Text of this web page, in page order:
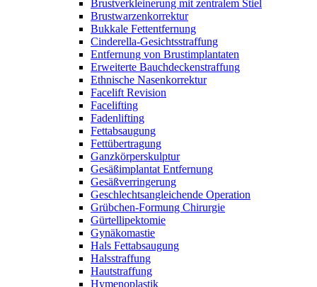
Brustverkleinerung mit zentralem Stiel
Brustwarzenkorrektur
Bukkale Fettentfernung
Cinderella-Gesichtsstraffung
Entfernung von Brustimplantaten
Erweiterte Bauchdeckenstraffung
Ethnische Nasenkorrektur
Facelift Revision
Facelifting
Fadenlifting
Fettabsaugung
Fettübertragung
Ganzkörperskulptur
Gesäßimplantat Entfernung
Gesäßverringerung
Geschlechtsangleichende Operation
Grübchen-Formung Chirurgie
Gürtellipektomie
Gynäkomastie
Hals Fettabsaugung
Halsstraffung
Hautstraffung
Hymenoplastik